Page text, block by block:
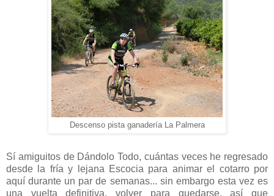
Descenso pista ganadería La Palmera
Sí amiguitos de Dándolo Todo, cuántas veces he regresado
desde la fría y lejana Escocia para animar el cotarro por
aquí durante un par de semanas... sin embargo esta vez es
una vuelta definitiva, volver para quedarse, así que